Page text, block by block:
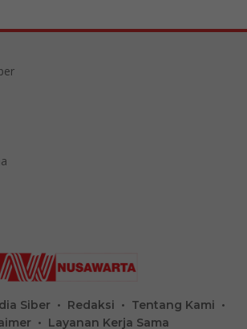
Siber Redaksi
Tentang Kami
Layanan Kerja Sama